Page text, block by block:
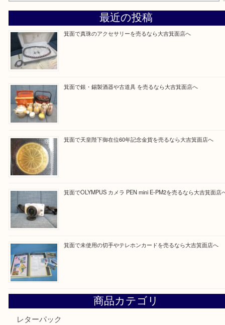
箕面店に来てよかった！と思っていただけるよう一点一点丁寧に査
ていただきます。
Facebook
Twitter
箕面で銀・錫製酒器や古道具 を売るなら大吉箕面店へ
箕面で天皇陛下御在位60年記念金貨を売るなら大吉箕面店